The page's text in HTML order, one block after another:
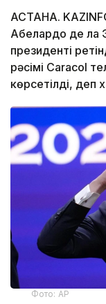
АСТАНА.
Абелардо де ла
президенті
рәсімі Caracol
көрсетілді, деп
Фото: AP